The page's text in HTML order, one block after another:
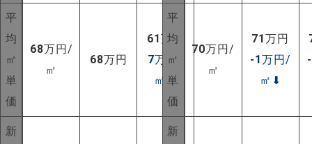
平
均
㎡
単
価
68万円/
㎡
68万円
61万円
7万円/
㎡ ⬆
新
平
均
㎡
単
価
70万円/
㎡
71万円
-1万円/
㎡ ⬇
新